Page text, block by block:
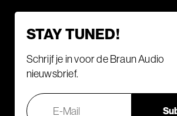
STAY TUNED!
Schrijf je in voor de Braun Audio
nieuwsbrief.